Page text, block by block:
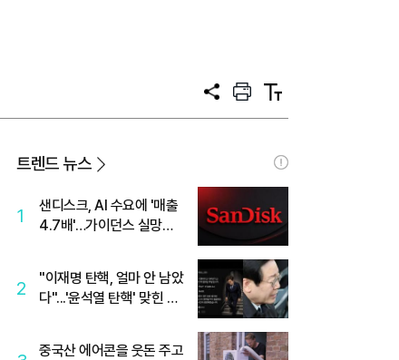
공
프
트
텍
트
트렌드 뉴스
1
샌디스크, AI 수요에 '매출
4.7배'…가이던스 실망에
2
"이재명 탄핵, 얼마 안 남았
다"...'윤석열 탄핵' 맞힌 무
중국산 에어콘을 웃돈 주고